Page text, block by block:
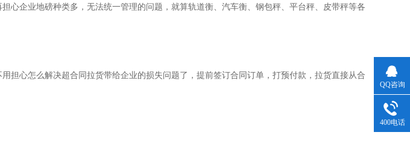
企业地磅种类多，无法统一管理的问题，就算轨道衡、汽车衡、钢包秤、平台秤、皮带秤等各
用担心怎么解决超合同拉货带给企业的损失问题了，提前签订合同订单，打预付款，拉货直接从合
QQ咨询
400电话